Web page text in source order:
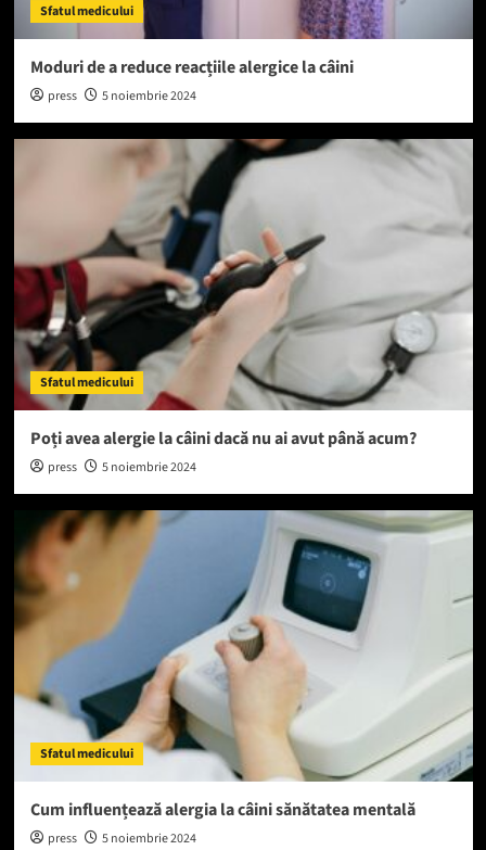
Sfatul medicului
Moduri de a reduce reacțiile alergice la câini
press 5 noiembrie 2024
Sfatul medicului
Poți avea alergie la câini dacă nu ai avut până acum?
press 5 noiembrie 2024
Sfatul medicului
Cum influențează alergia la câini sănătatea mentală
press 5 noiembrie 2024